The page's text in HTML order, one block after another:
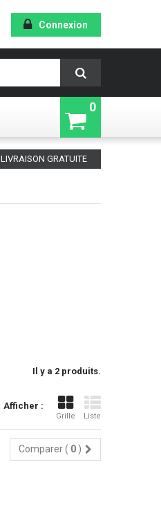
Connexion
0
LIVRAISON GRATUITE
Il y a 2 produits.
Afficher :
Grille Liste
Comparer ( 0 )